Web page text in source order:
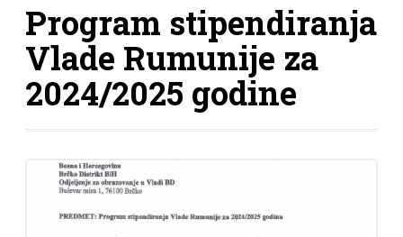
Program stipendiranja
Vlade Rumunije za
2024/2025 godine